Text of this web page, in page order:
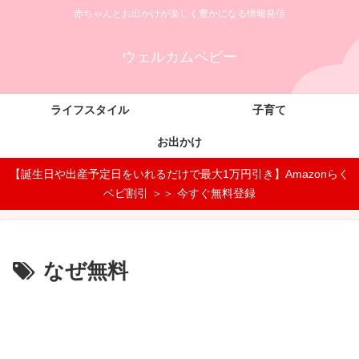
赤ちゃんとお出かけが楽しく豊かになる情報発信
ウェルカムベビー
ライフスタイル 子育て
お出かけ
【誕生日や出産予定日をいれるだけで最大1万円引き】Amazonらく
ベビ割引 ＞＞ 今すぐ無料登録
なぜ無料